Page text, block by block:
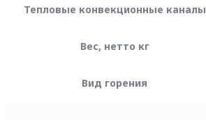
Тепловые конвекционные каналы
Вес, нетто кг
Вид горения